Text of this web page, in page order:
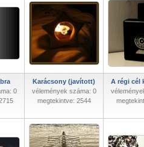
0
Karácsony (javított)
vélemények száma: 0
megtekintve: 2544
A régi cél